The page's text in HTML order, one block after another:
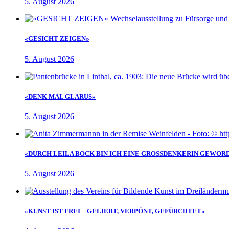
«GESICHT ZEIGEN»
5. August 2026
«DENK MAL GLARUS»
5. August 2026
«DURCH LEILA BOCK BIN ICH EINE GROSSDENKERIN
5. August 2026
«KUNST IST FREI – GELIEBT, VERPÖNT, GEFÜRCHTET»